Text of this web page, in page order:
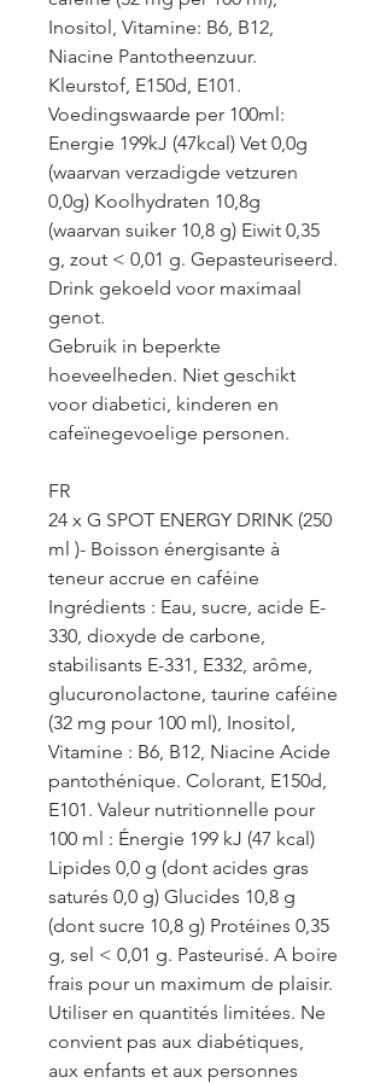
Inositol, Vitamine: B6, B12,
Niacine Pantotheenzuur.
Kleurstof, E150d, E101.
Voedingswaarde per 100ml:
Energie 199kJ (47kcal) Vet 0,0g
(waarvan verzadigde vetzuren
0,0g) Koolhydraten 10,8g
(waarvan suiker 10,8 g) Eiwit 0,35
g, zout < 0,01 g. Gepasteuriseerd.
Drink gekoeld voor maximaal
genot.
Gebruik in beperkte
hoeveelheden. Niet geschikt
voor diabetici, kinderen en
cafeïnegevoelige personen.
FR
24 x G SPOT ENERGY DRINK (250
ml )- Boisson énergisante à
teneur accrue en caféine
Ingrédients : Eau, sucre, acide E-
330, dioxyde de carbone,
stabilisants E-331, E332, arôme,
glucuronolactone, taurine caféine
(32 mg pour 100 ml), Inositol,
Vitamine : B6, B12, Niacine Acide
pantothénique. Colorant, E150d,
E101. Valeur nutritionnelle pour
100 ml : Énergie 199 kJ (47 kcal)
Lipides 0,0 g (dont acides gras
saturés 0,0 g) Glucides 10,8 g
(dont sucre 10,8 g) Protéines 0,35
g, sel < 0,01 g. Pasteurisé. A boire
frais pour un maximum de plaisir.
Utiliser en quantités limitées. Ne
convient pas aux diabétiques,
aux enfants et aux personnes